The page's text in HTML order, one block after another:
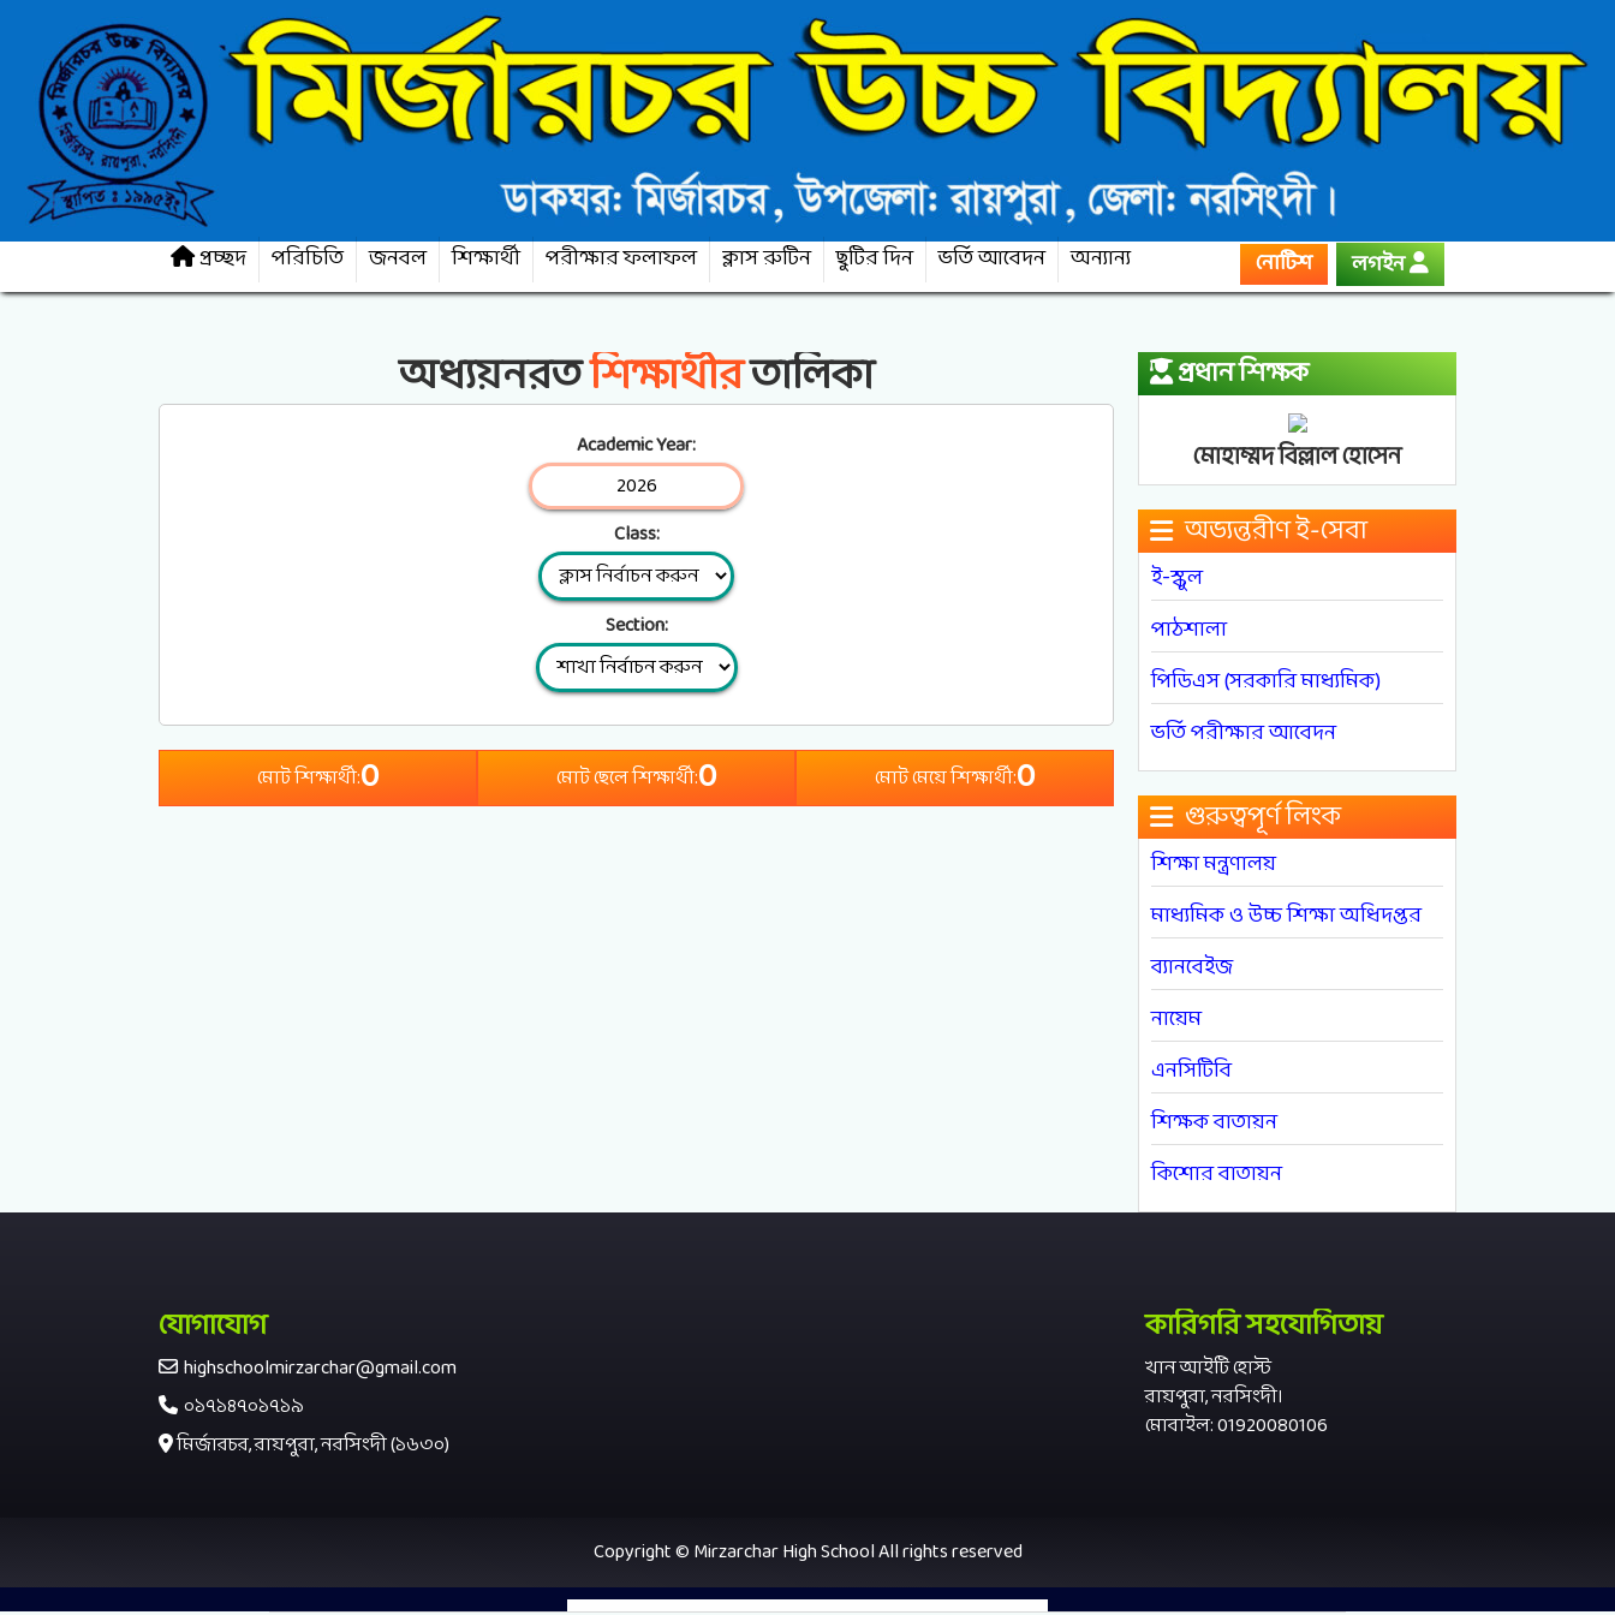
প্রচ্ছদ পরিচিতি জনবল শিক্ষার্থী পরীক্ষার ফলাফল ক্লাস রুটিন ছুটির দিন ভর্তি আবেদন অন্যান্য নোটিশ লগইন
অধ্যয়নরতশিক্ষার্থীরতালিকা
Academic Year:
Class:
Section:
মোট শিক্ষার্থী:0 মোট ছেলে শিক্ষার্থী:0 মোট মেয়ে শিক্ষার্থী:0
প্রধান শিক্ষক
মোহাম্মদ বিল্লাল হোসেন
অভ্যন্তরীণ ই-সেবা
ই-স্কুল
পাঠশালা
পিডিএস (সরকারি মাধ্যমিক)
ভর্তি পরীক্ষার আবেদন
গুরুত্বপূর্ণ লিংক
শিক্ষা মন্ত্রণালয়
মাধ্যমিক ও উচ্চ শিক্ষা অধিদপ্তর
ব্যানবেইজ
নায়েম
এনসিটিবি
শিক্ষক বাতায়ন
কিশোর বাতায়ন
যোগাযোগ
highschoolmirzarchar@gmail.com
০১৭১৪৭০১৭১৯
মির্জারচর, রায়পুরা, নরসিংদী (১৬৩০)
কারিগরি সহযোগিতায়
খান আইটি হোস্ট
রায়পুরা, নরসিংদী।
মোবাইল: 01920080106
Copyright © Mirzarchar High School All rights reserved